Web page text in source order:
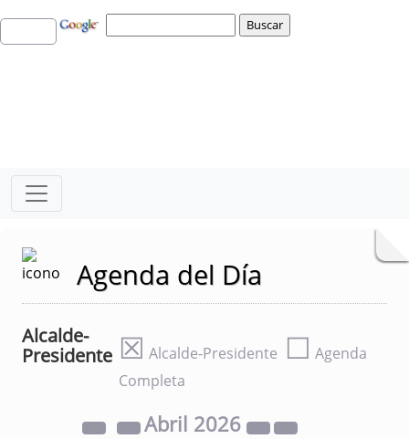
Agenda del Día
Alcalde-
Presidente ☒ Alcalde-Presidente ☐ Agenda
Completa
Abril 2026